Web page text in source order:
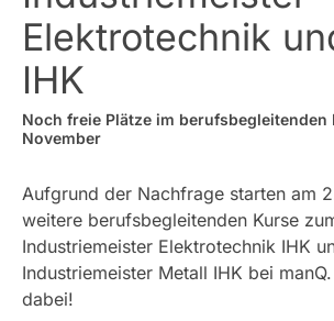
Elektrotechnik
IHK
Noch freie Plätze im berufsbegleitenden
November
Aufgrund der Nachfrage starten am
weitere berufsbegleitenden Kurse
Industriemeister Elektrotechnik IHK
Industriemeister Metall IHK bei
dabei!